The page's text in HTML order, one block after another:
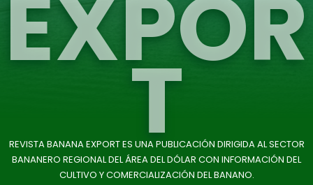
EXPOR
T
REVISTA BANANA EXPORT ES UNA PUBLICACIÓN DIRIGIDA AL SECTOR
BANANERO REGIONAL DEL ÁREA DEL DÓLAR CON INFORMACIÓN DEL
CULTIVO Y COMERCIALIZACIÓN DEL BANANO.